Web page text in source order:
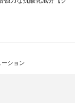
ション